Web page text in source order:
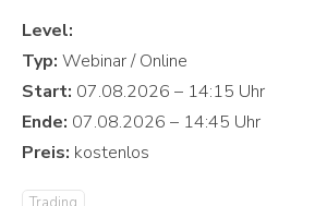
Level:
Typ:
Start:
Ende:
Preis: